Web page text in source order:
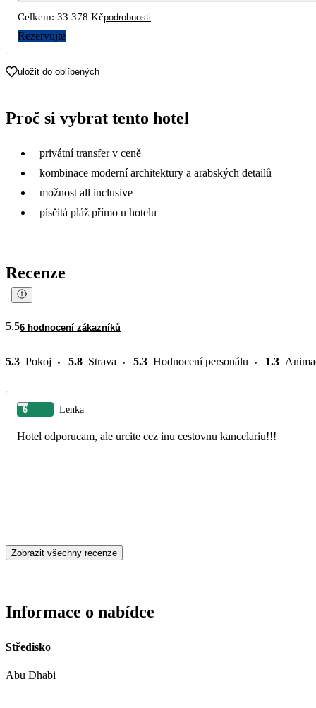
17 199 17 209
Celkem: 33 378 Kčpodrobnosti
Rezervujte
uložit do oblíbených
Proč si vybrat tento hotel
privátní transfer v ceně
kombinace moderní architektury a arabských detailů
možnost all inclusive
písčitá pláž přímo u hotelu
Recenze
5.56 hodnocení zákazníků
5.3 Pokoj 5.8 Strava 5.3 Hodnocení personálu 1.3
6 Lenka
Hotel odporucam, ale urcite cez inu cestovnu kancelariu!!!
Zobrazit všechny recenze
Informace o nabídce
Středisko
Abu Dhabi